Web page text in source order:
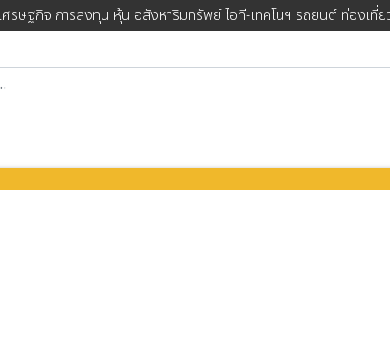
รษฐกิจ การลงทุน หุ้น อสังหาริมทรัพย์ ไอที-เทคโนฯ รถยนต์ ท่องเที่ย